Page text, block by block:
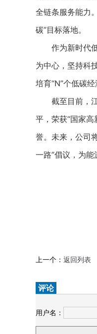
全链条服务能力
碳”目标落地。
作为新时代低
为中心，坚持科
培育“N”个低碳
截至目前，江
平，荣获“国家
誉。未来，公司
一路”倡议，为
上一个： 返回列表
评论
用户名：